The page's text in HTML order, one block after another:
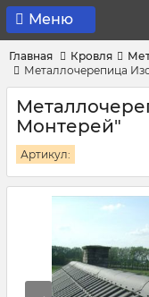
Меню
Главная Кровля
Металлочерепица
Монтерей"
Артикул: